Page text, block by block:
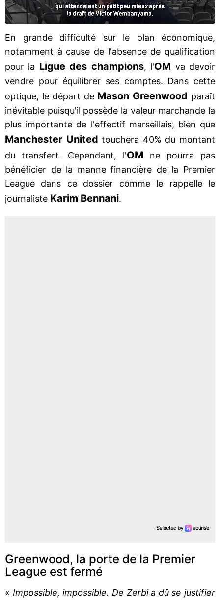
En grande difficulté sur le plan économique,
notamment à cause de l'absence de qualification
pour la Ligue des champions, l'OM va devoir
vendre pour équilibrer ses comptes. Dans cette
optique, le départ de Mason Greenwood paraît
inévitable puisqu'il possède la valeur marchande la
plus importante de l'effectif marseillais, bien que
Manchester United touchera 40% du montant
du transfert. Cependant, l'OM ne pourra pas
bénéficier de la manne financière de la Premier
League dans ce dossier comme le rappelle le
journaliste Karim Bennani.
Greenwood, la porte de la Premier
League est fermé
« Impossible, impossible. De Zerbi a dû se justifier